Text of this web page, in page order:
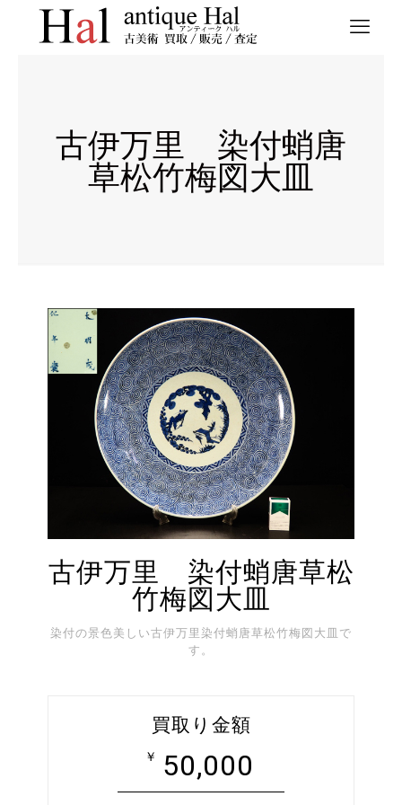
古伊万里 染付蛸唐
草松竹梅図大皿
古伊万里 染付蛸唐草松
竹梅図大皿
染付の景色美しい古伊万里染付蛸唐草松竹梅図大皿で
す。
買取り金額
￥ 50,000